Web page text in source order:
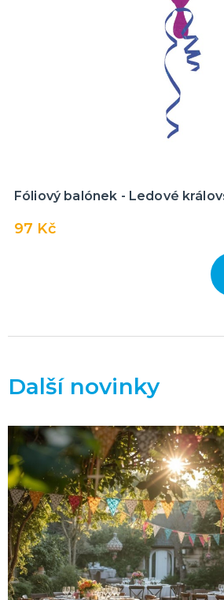
Fóliový balónek - Ledové
97 Kč
Další novinky